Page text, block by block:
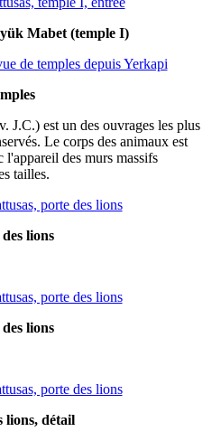
Mabet (temple I)
est un des ouvrages les plus
Le corps des animaux est
l'appareil des murs massifs
tailles.
lions
lions
lions, détail